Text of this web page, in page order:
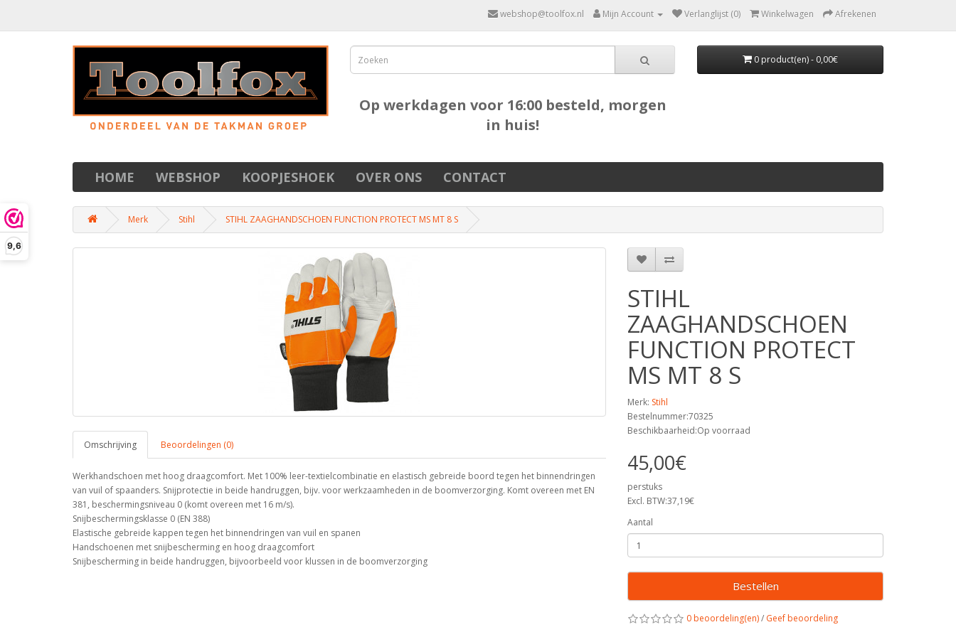
9,6
webshop@toolfox.nl Mijn Account Verlanglijst (0) Winkelwagen Afrekenen
Op werkdagen voor 16:00 besteld, morgen
in huis!
0 product(en) - 0,00€
HOME WEBSHOP KOOPJESHOEK OVER ONS CONTACT
Merk Stihl STIHL ZAAGHANDSCHOEN FUNCTION PROTECT MS MT 8 S
Omschrijving Beoordelingen (0)
Werkhandschoen met hoog draagcomfort. Met 100% leer-textielcombinatie en elastisch gebreide boord tegen het binnendringen
van vuil of spaanders. Snijprotectie in beide handruggen, bijv. voor werkzaamheden in de boomverzorging. Komt overeen met EN
381, beschermingsniveau 0 (komt overeen met 16 m/s).
Snijbeschermingsklasse 0 (EN 388)
Elastische gebreide kappen tegen het binnendringen van vuil en spanen
Handschoenen met snijbescherming en hoog draagcomfort
Snijbescherming in beide handruggen, bijvoorbeeld voor klussen in de boomverzorging
STIHL
ZAAGHANDSCHOEN
FUNCTION PROTECT
MS MT 8 S
Merk: Stihl
Bestelnummer:70325
Beschikbaarheid:Op voorraad
45,00€
perstuks
Excl. BTW:37,19€
Aantal
Bestellen
0 beoordeling(en)/ Geef beoordeling